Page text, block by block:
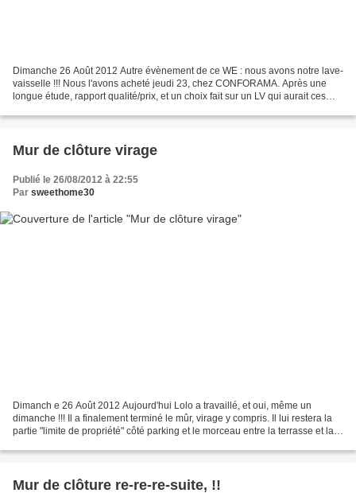
Dimanche 26 Août 2012 Autre évènement de ce WE : nous avons notre lave-
vaisselle !!! Nous l'avons acheté jeudi 23, chez CONFORAMA. Après une
longue étude, rapport qualité/prix, et un choix fait sur un LV qui aurait ces
Mur de clôture virage
Publié le 26/08/2012 à 22:55
Par sweethome30
Dimanch e 26 Août 2012 Aujourd'hui Lolo a travaillé, et oui, même un
dimanche !!! Il a finalement terminé le mûr, virage y compris. Il lui restera la
partie "limite de propriété" côté parking et le morceau entre la terrasse et la
Mur de clôture re-re-re-suite, !!